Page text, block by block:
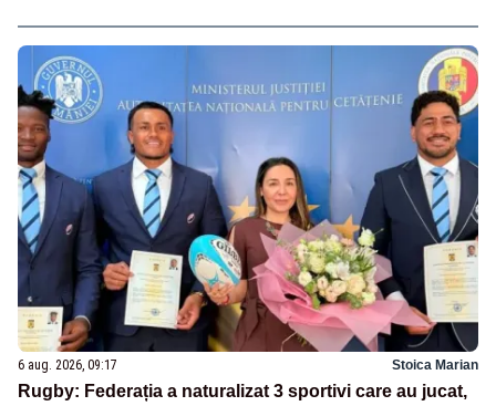
6 aug. 2026, 09:17 Stoica Marian
Rugby: Federația a naturalizat 3 sportivi care au jucat,